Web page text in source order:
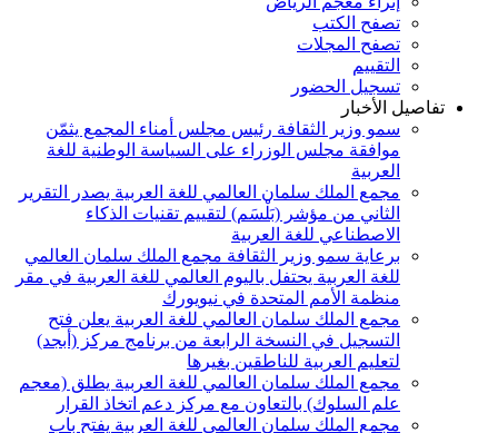
تصفح الكتب
تصفح المجلات
التقييم
تسجيل الحضور
تفاصيل الأخبار
سمو وزير الثقافة رئيس مجلس أمناء المجمع يثمّن
موافقة مجلس الوزراء على السياسة الوطنية للغة
العربية
مجمع الملك سلمان العالمي للغة العربية يصدر التقرير
الثاني من مؤشر (بَلْسَم) لتقييم تقنيات الذكاء
الاصطناعي للغة العربية
برعاية سمو وزير الثقافة مجمع الملك سلمان العالمي
للغة العربية يحتفل باليوم العالمي للغة العربية في مقر
منظمة الأمم المتحدة في نيويورك
مجمع الملك سلمان العالمي للغة العربية يعلن فتح
التسجيل في النسخة الرابعة من برنامج مركز (أبجد)
لتعليم العربية للناطقين بغيرها
مجمع الملك سلمان العالمي للغة العربية يطلق (معجم
علم السلوك) بالتعاون مع مركز دعم اتخاذ القرار
مجمع الملك سلمان العالمي للغة العربية يفتح باب